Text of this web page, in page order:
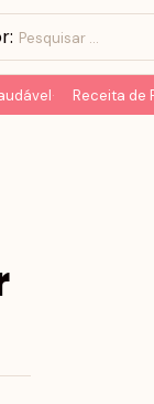
Receita de Pão